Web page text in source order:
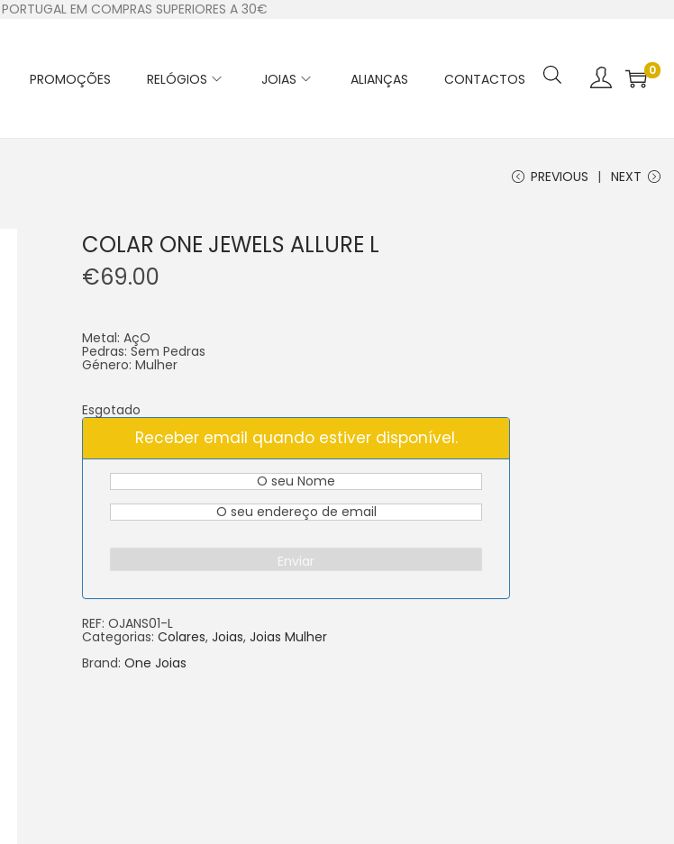
EM COMPRAS SUPERIORES A 30€
PROMOÇÕES RELÓGIOS JOIAS ALIANÇAS CONTACTOS 0
PREVIOUS NEXT
COLAR ONE JEWELS ALLURE L
€69.00
Metal: AçO
Pedras: Sem Pedras
Género: Mulher
Esgotado
Receber email quando estiver disponível.
Enviar
REF: OJANS01-L
Categorias: Colares, Joias, Joias Mulher
Brand: One Joias